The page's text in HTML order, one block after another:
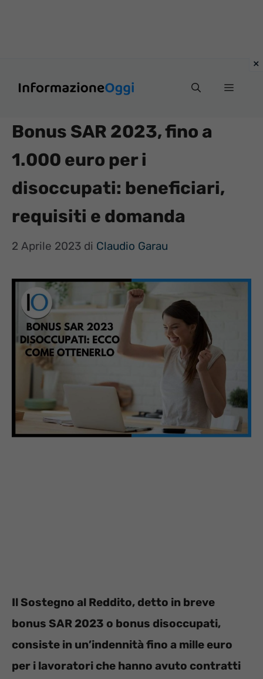
Menu
Bonus SAR 2023, fino a
1.000 euro per i
disoccupati: beneficiari,
requisiti e domanda
2 Aprile 2023 di Claudio Garau
Il Sostegno al Reddito, detto in breve
bonus SAR 2023 o bonus disoccupati,
consiste in un’indennità fino a mille euro
per i lavoratori che hanno avuto contratti